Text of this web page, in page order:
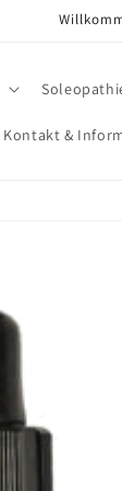
Kontakt &